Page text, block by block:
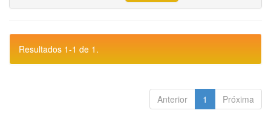
Resultados 1-1 de 1.
Anterior 1 Próxima